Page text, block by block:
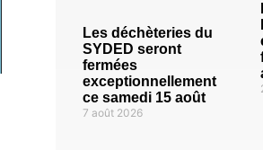
Les déchèteries du
SYDED seront
fermées
exceptionnellement
ce samedi 15 août
7 août 2026